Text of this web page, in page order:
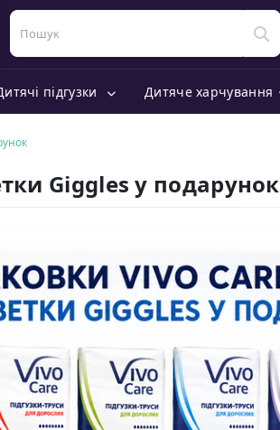
підгузки Дитяче харчування
Giggles у подарунок